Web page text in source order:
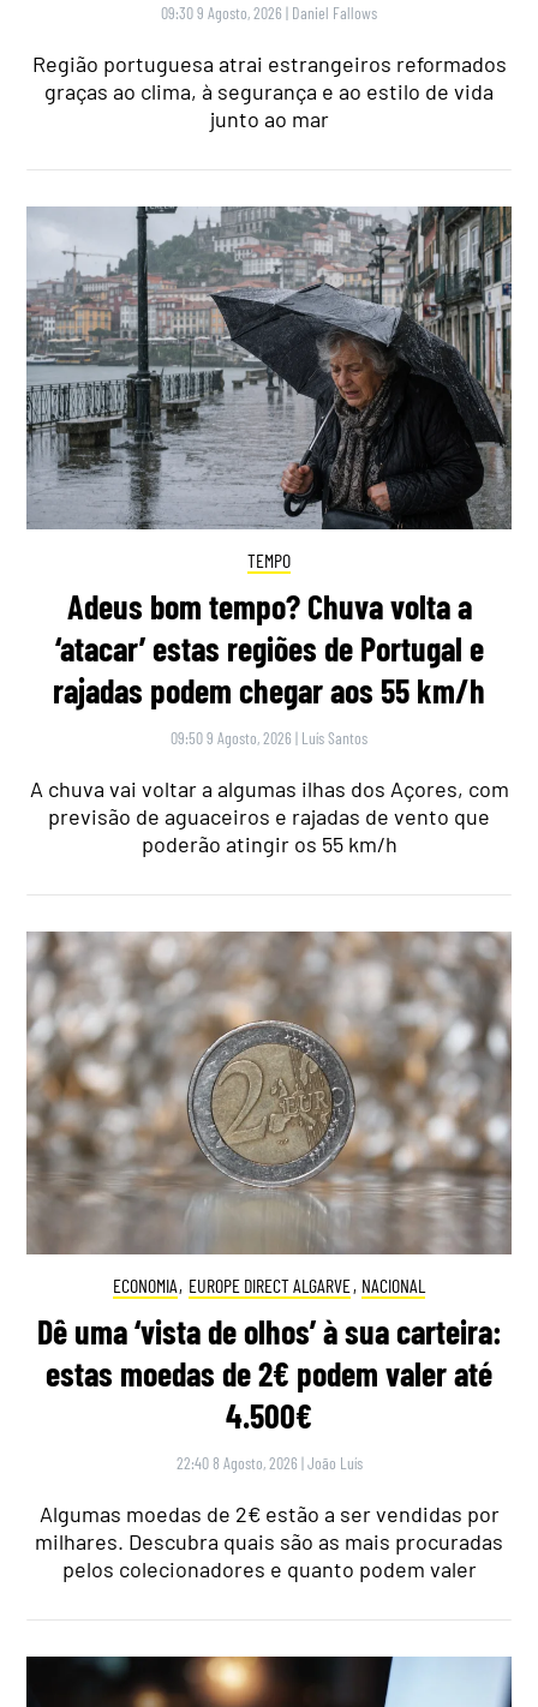
09:30 9 Agosto, 2026 | Daniel Fallows
Região portuguesa atrai estrangeiros reformados
graças ao clima, à segurança e ao estilo de vida
junto ao mar
TEMPO
Adeus bom tempo? Chuva volta a
‘atacar’ estas regiões de Portugal e
rajadas podem chegar aos 55 km/h
09:50 9 Agosto, 2026 | Luís Santos
A chuva vai voltar a algumas ilhas dos Açores, com
previsão de aguaceiros e rajadas de vento que
poderão atingir os 55 km/h
ECONOMIA, EUROPE DIRECT ALGARVE, NACIONAL
Dê uma ‘vista de olhos’ à sua carteira:
estas moedas de 2€ podem valer até
4.500€
22:40 8 Agosto, 2026 |João Luís
Algumas moedas de 2€ estão a ser vendidas por
milhares. Descubra quais são as mais procuradas
pelos colecionadores e quanto podem valer